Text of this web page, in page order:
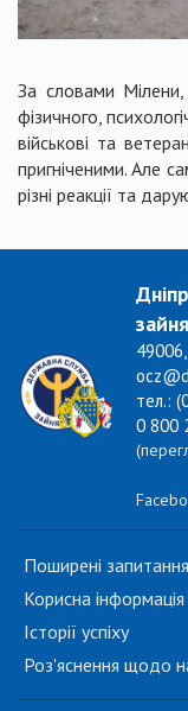
За словами Мілени,
фізичного,
військові та
пригніченими. Але
різні реакції та
тел.:
0 800
Поширені
Корисна
Історії успіху
Роз'яснення щодо